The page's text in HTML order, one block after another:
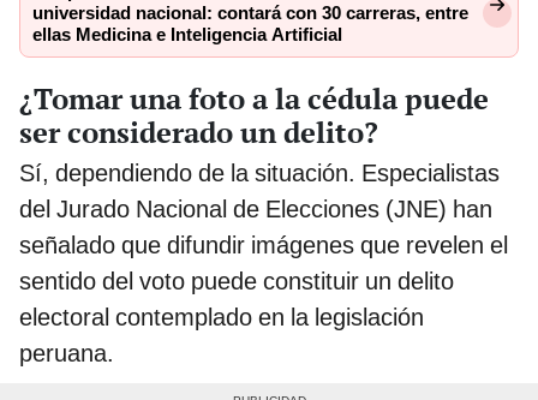
universidad nacional: contará con 30 carreras, entre
ellas Medicina e Inteligencia Artificial
¿Tomar una foto a la cédula puede
ser considerado un delito?
Sí, dependiendo de la situación. Especialistas
del Jurado Nacional de Elecciones (JNE) han
señalado que difundir imágenes que revelen el
sentido del voto puede constituir un delito
electoral contemplado en la legislación
peruana.